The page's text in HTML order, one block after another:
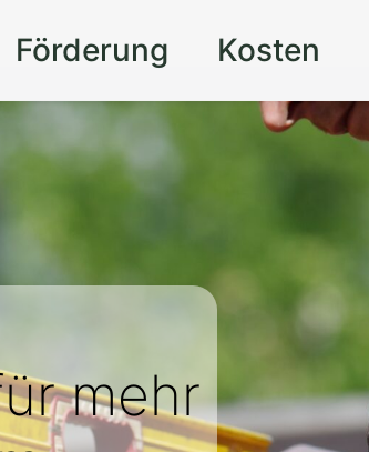
Förderung Kosten
mehr